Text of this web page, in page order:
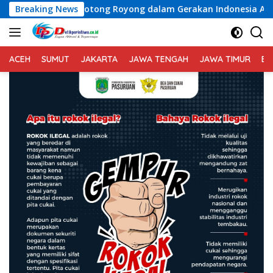
Langsung
ke
konten
Breaking News
Gotong Royong dalam Gerakan Indonesia Asri Voli
ACEH SUMUT JAKARTA JAWA TENGAH JAWA TIMUR